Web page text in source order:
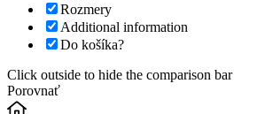
Rozmery
Additional information
Do košíka?
Click outside to hide the comparison bar
Porovnať